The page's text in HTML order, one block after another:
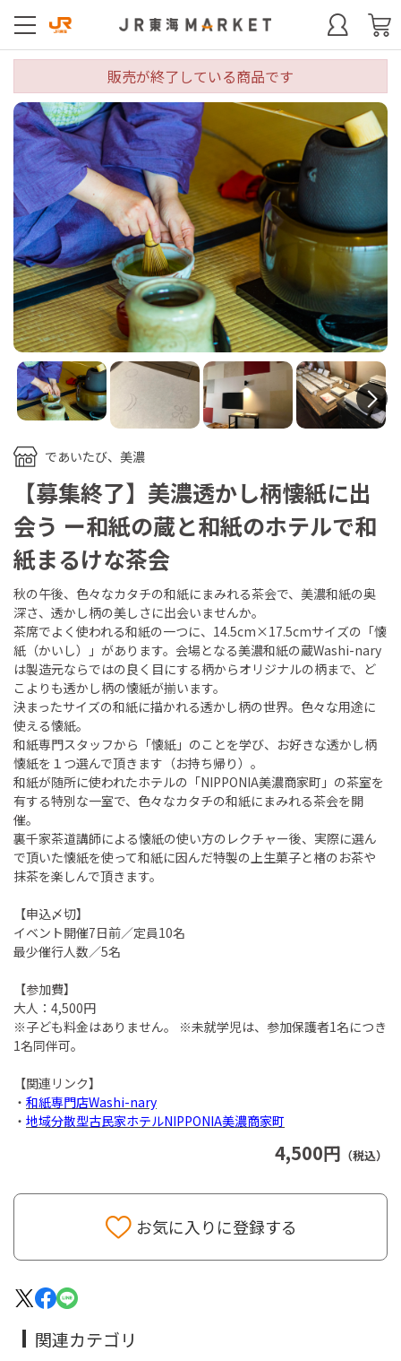
であいたび、美濃
【募集終了】美濃透かし柄懐紙に出
会う ー和紙の蔵と和紙のホテルで和
紙まるけな茶会
4,500円 （税込）
秋の午後、色々なカタチの和紙にまみれる茶会で、美濃和紙の奥
深さ、透かし柄の美しさに出会いませんか。
茶席でよく使われる和紙の一つに、14.5cm×17.5cmサイズの「懐
紙（かいし）」があります。会場となる美濃和紙の蔵Washi-nary
は製造元ならではの良く目にする柄からオリジナルの柄まで、ど
こよりも透かし柄の懐紙が揃います。
決まったサイズの和紙に描かれる透かし柄の世界。色々な用途に
使える懐紙。
和紙専門スタッフから「懐紙」のことを学び、お好きな透かし柄
懐紙を１つ選んで頂きます（お持ち帰り）。
和紙が随所に使われたホテルの「NIPPONIA美濃商家町」の茶室を
有する特別な一室で、色々なカタチの和紙にまみれる茶会を開
催。
裏千家茶道講師による懐紙の使い方のレクチャー後、実際に選ん
で頂いた懐紙を使って和紙に因んだ特製の上生菓子と楮のお茶や
抹茶を楽しんで頂きます。
【申込〆切】
イベント開催7日前／定員10名
最少催行人数／5名
【参加費】
大人：4,500円
※子ども料金はありません。 ※未就学児は、参加保護者1名につき
1名同伴可。
【関連リンク】
・ 和紙専門店Washi-nary
・ 地域分散型古民家ホテルNIPPONIA美濃商家町
お気に入りに登録する
販売が終了している商品です
関連カテゴリ